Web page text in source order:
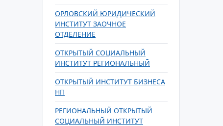
ОРЛОВСКИЙ ЮРИДИЧЕСКИЙ
ИНСТИТУТ ЗАОЧНОЕ
ОТДЕЛЕНИЕ
ОТКРЫТЫЙ СОЦИАЛЬНЫЙ
ИНСТИТУТ РЕГИОНАЛЬНЫЙ
ОТКРЫТЫЙ ИНСТИТУТ БИЗНЕСА
НП
РЕГИОНАЛЬНЫЙ ОТКРЫТЫЙ
СОЦИАЛЬНЫЙ ИНСТИТУТ